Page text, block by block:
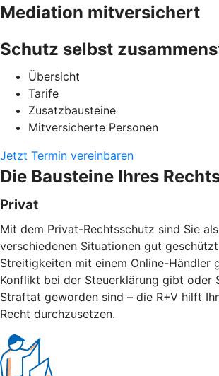
Mediation mitversichert
Schutz selbst
Übersicht
Tarife
Zusatzbausteine
Mitversicherte Personen
Jetzt Termin vereinbaren
Die Bausteine Ihres
Privat
Mit dem Privat-Rechtsschutz sind Sie
verschiedenen Situationen gut
Streitigkeiten mit einem Online-Händler
Konflikt bei der Steuerklärung gibt oder
Straftat geworden sind – die R+V hilft
Recht durchzusetzen.